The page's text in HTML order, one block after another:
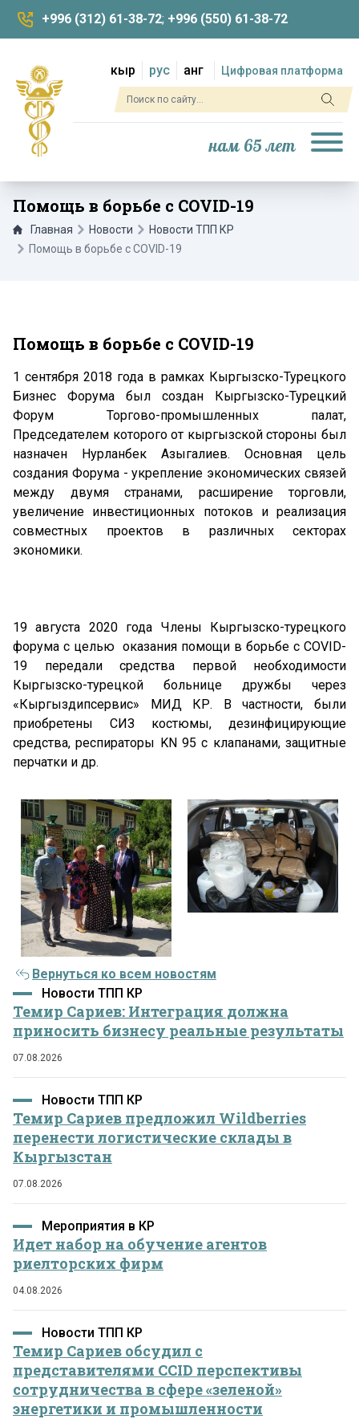
+996 (312) 61-38-72; +996 (550) 61-38-72
кыр рус анг Цифровая платформа
нам 65 лет
Помощь в борьбе с COVID-19
Главная Новости
Новости ТПП КР
Помощь в борьбе с COVID-19
Помощь в борьбе с COVID-19
1 сентября 2018 года в рамках Кыргызско-Турецкого
Бизнес Форума был создан Кыргызско-Турецкий
Форум Торгово-промышленных палат,
Председателем которого от кыргызской стороны был
назначен Нурланбек Азыгалиев. Основная цель
создания Форума - укрепление экономических связей
между двумя странами, расширение торговли,
увеличение инвестиционных потоков и реализация
совместных проектов в различных секторах
экономики.
19 августа 2020 года Члены Кыргызско-турецкого
форума с целью оказания помощи в борьбе с COVID-
19 передали средства первой необходимости
Кыргызско-турецкой больнице дружбы через
«Кыргыздипсервис» МИД КР. В частности, были
приобретены СИЗ костюмы, дезинфицирующие
средства, респираторы KN 95 с клапанами, защитные
перчатки и др.
Вернуться ко всем новостям
Новости ТПП КР
Темир Сариев: Интеграция должна
приносить бизнесу реальные результаты
07.08.2026
Новости ТПП КР
Темир Сариев предложил Wildberries
перенести логистические склады в
Кыргызстан
07.08.2026
Мероприятия в КР
Идет набор на обучение агентов
риелторских фирм
04.08.2026
Новости ТПП КР
Темир Сариев обсудил с
представителями CCID перспективы
сотрудничества в сфере «зеленой»
энергетики и промышленности